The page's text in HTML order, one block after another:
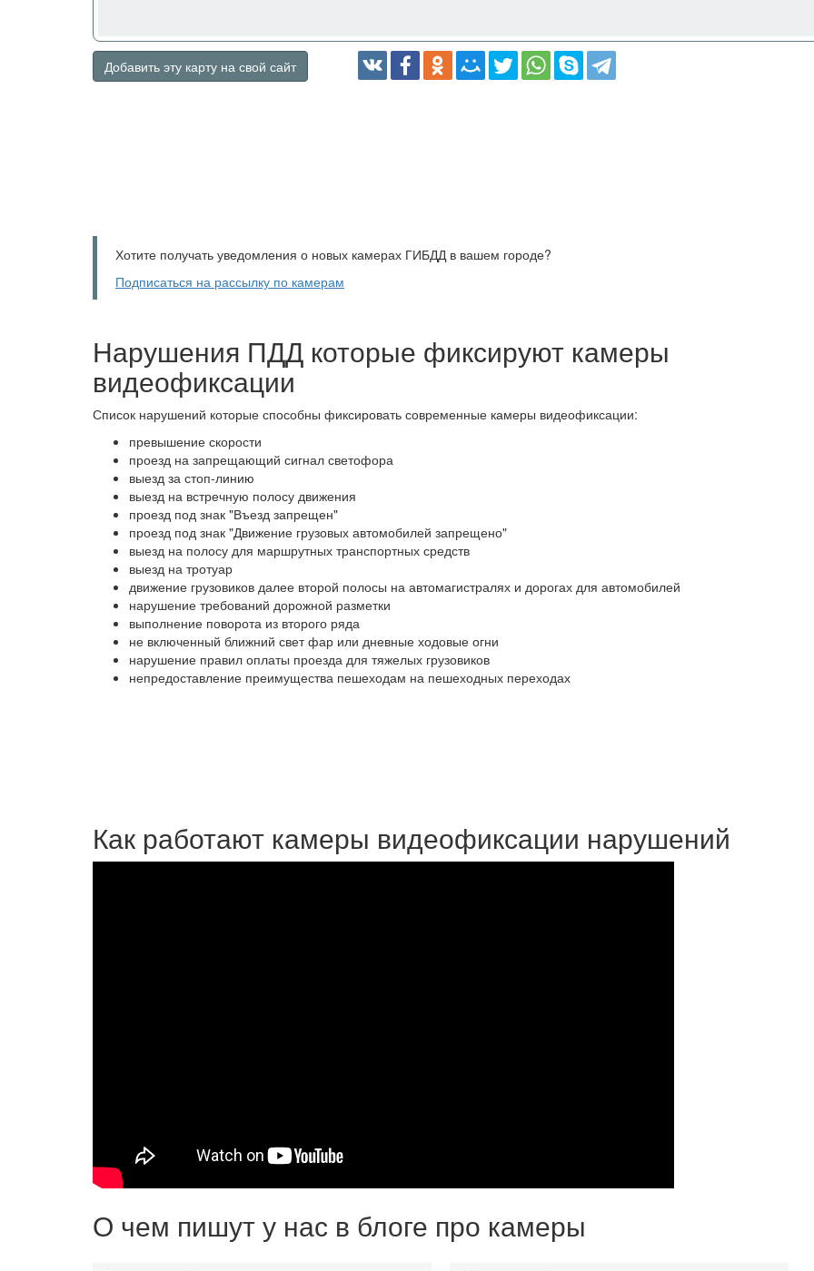
Добавить эту карту на свой сайт
Хотите получать уведомления о новых камерах ГИБДД в вашем городе?
Подписаться на рассылку по камерам
Нарушения ПДД которые фиксируют камеры
видеофиксации
Список нарушений которые способны фиксировать современные камеры видеофиксации:
превышение скорости
проезд на запрещающий сигнал светофора
выезд за стоп-линию
выезд на встречную полосу движения
проезд под знак "Въезд запрещен"
проезд под знак "Движение грузовых автомобилей запрещено"
выезд на полосу для маршрутных транспортных средств
выезд на тротуар
движение грузовиков далее второй полосы на автомагистралях и дорогах для автомобилей
нарушение требований дорожной разметки
выполнение поворота из второго ряда
не включенный ближний свет фар или дневные ходовые огни
нарушение правил оплаты проезда для тяжелых грузовиков
непредоставление преимущества пешеходам на пешеходных переходах
Как работают камеры видеофиксации нарушений
О чем пишут у нас в блоге про камеры